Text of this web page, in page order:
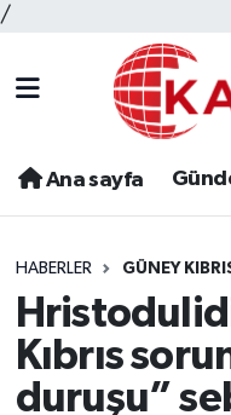
/
Ana sayfa
HABERLER GÜNEY
Kıbrıs
duruşu”